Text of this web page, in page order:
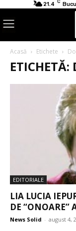
21.4 C
Acasă Etichete
EDITORIALE
LIA LUCIA
DE “ONOARE”
News Solid - august 4,